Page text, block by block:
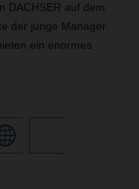
DACHSER auf dem
der junge Manager.
ein enormes